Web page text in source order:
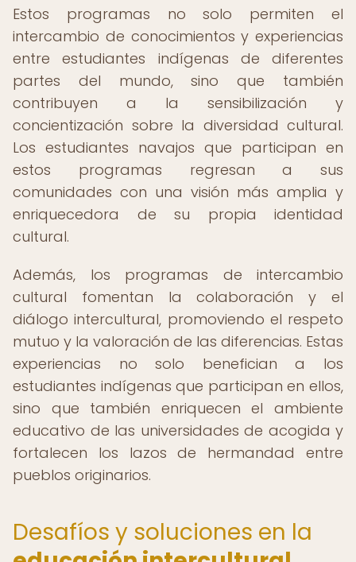
Estos programas no solo permiten el
intercambio de conocimientos y experiencias
entre estudiantes indígenas de diferentes
partes del mundo, sino que también
contribuyen a la sensibilización y
concientización sobre la diversidad cultural.
Los estudiantes navajos que participan en
estos programas regresan a sus
comunidades con una visión más amplia y
enriquecedora de su propia identidad
cultural.
Además, los programas de intercambio
cultural fomentan la colaboración y el
diálogo intercultural, promoviendo el respeto
mutuo y la valoración de las diferencias. Estas
experiencias no solo benefician a los
estudiantes indígenas que participan en ellos,
sino que también enriquecen el ambiente
educativo de las universidades de acogida y
fortalecen los lazos de hermandad entre
pueblos originarios.
Desafíos y soluciones en la